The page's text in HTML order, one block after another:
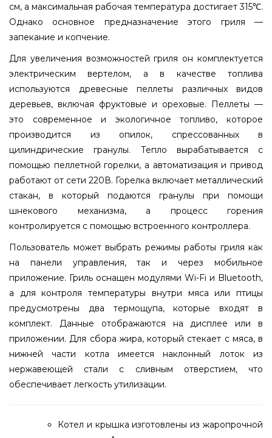
см, а максимальная рабочая температура достигает 315℃.
Однако основное предназначение этого гриля —
запекание и копчение.
Для увеличения возможностей гриля он комплектуется
электрическим вертелом, а в качестве топлива
используются древесные пеллеты различных видов
деревьев, включая фруктовые и ореховые. Пеллеты —
это современное и экологичное топливо, которое
производится из опилок, спрессованных в
цилиндрические гранулы. Тепло вырабатывается с
помощью пеллетной горелки, а автоматизация и привод
работают от сети 220В. Горелка включает металлический
стакан, в который подаются гранулы при помощи
шнекового механизма, а процесс горения
контролируется с помощью встроенного контроллера.
Пользователь может выбрать режимы работы гриля как
на панели управления, так и через мобильное
приложение. Гриль оснащен модулями Wi-Fi и Bluetooth,
а для контроля температуры внутри мяса или птицы
предусмотрены два термощупа, которые входят в
комплект. Данные отображаются на дисплее или в
приложении. Для сбора жира, который стекает с мяса, в
нижней части котла имеется наклонный лоток из
нержавеющей стали с сливным отверстием, что
обеспечивает легкость утилизации.
Котел и крышка изготовлены из жаропрочной